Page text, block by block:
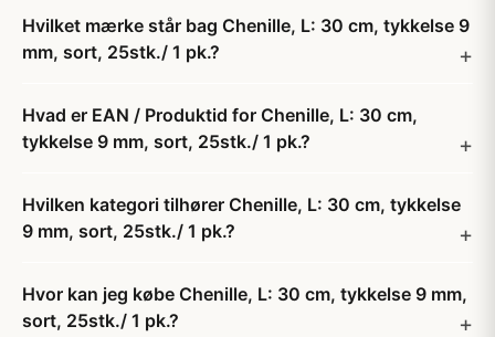
Hvilket mærke står bag Chenille, L: 30 cm, tykkelse 9
mm, sort, 25stk./ 1 pk.?
Hvad er EAN / Produktid for Chenille, L: 30 cm,
tykkelse 9 mm, sort, 25stk./ 1 pk.?
Hvilken kategori tilhører Chenille, L: 30 cm, tykkelse
9 mm, sort, 25stk./ 1 pk.?
Hvor kan jeg købe Chenille, L: 30 cm, tykkelse 9 mm,
sort, 25stk./ 1 pk.?